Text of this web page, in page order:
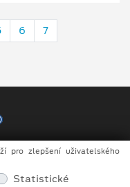
6 7
VM s.r.o.
pro zlepšení uživatelského
Statistické